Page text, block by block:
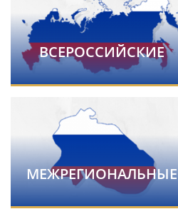
ВСЕРОССИЙСКИЕ
МЕЖРЕГИОНАЛЬНЫЕ